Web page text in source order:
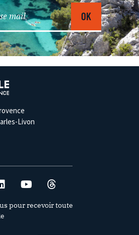
Livon
pour recevoir toute